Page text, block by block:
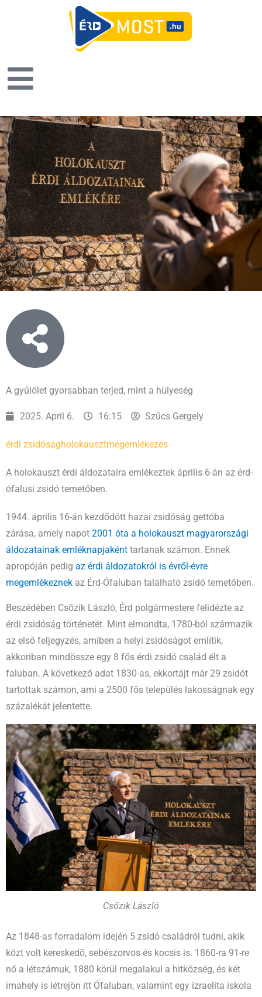
A gyűlölet gyorsabban terjed, mint a hülyeség
2025. April 6. 16:15 Szűcs Gergely
érdi zsidóságholokausztmegemlékezés
A holokauszt érdi áldozataira emlékeztek április 6-án az érd-
ófalusi zsidó temetőben.
1944. április 16-án kezdődött hazai zsidóság gettóba
zárása, amely napot 2001 óta a holokauszt magyarországi
áldozatainak emléknapjaként tartanak számon. Ennek
apropóján pedig az érdi áldozatokról is évről-évre
megemlékeznek az Érd-Ófaluban található zsidó temetőben.
Beszédében Csőzik László, Érd polgármestere felidézte az
érdi zsidóság történetét. Mint elmondta, 1780-ból származik
az első feljegyzés, amiben a helyi zsidóságot említik,
akkoriban mindössze egy 8 fős érdi zsidó család élt a
faluban. A következő adat 1830-as, ekkortájt már 29 zsidót
tartottak számon, ami a 2500 fős település lakosságnak egy
százalékát jelentette.
Csőzik László
Az 1848-as forradalom idején 5 zsidó családról tudni, akik
közt volt kereskedő, sebészorvos és kocsis is. 1860-ra 91-re
nő a létszámuk, 1880 körül megalakul a hitközség, és két
imahely is létrejön itt Ófaluban, valamint egy izraelita iskola